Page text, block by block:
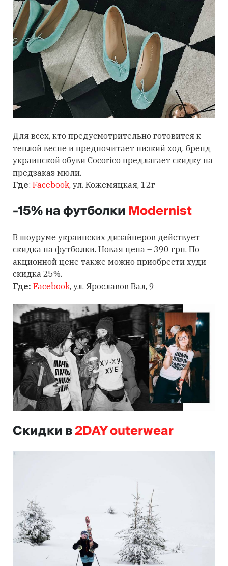
Для всех, кто предусмотрительно готовится к
теплой весне и предпочитает низкий ход, бренд
украинской обуви Cocorico предлагает скидку на
предзаказ мюли.
Где: Facebook, ул. Кожемяцкая, 12г
-15% на футболкиModernist
В шоуруме украинских дизайнеров действует
скидка на футболки. Новая цена – 390 грн. По
акционной цене также можно приобрести худи –
скидка 25%.
Где: Facebook, ул. Ярославов Вал, 9
Скидки в2DAY outerwear